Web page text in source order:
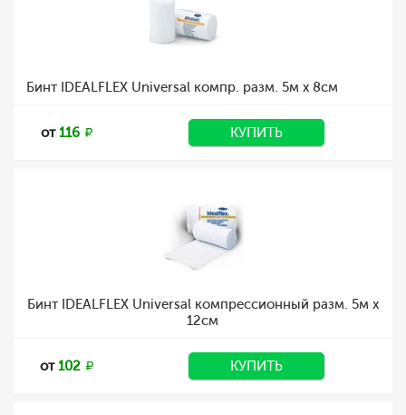
Бинт IDEALFLEX Universal компр. разм. 5м х 8cм
от116 КУПИТЬ
Бинт IDEALFLEX Universal компрессионный разм. 5м x
12см
от102 КУПИТЬ